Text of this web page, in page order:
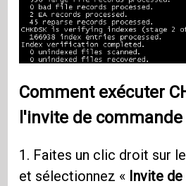
Comment exécuter
l'invite de commande
1. Faites un clic droit sur
et sélectionnez « Invite